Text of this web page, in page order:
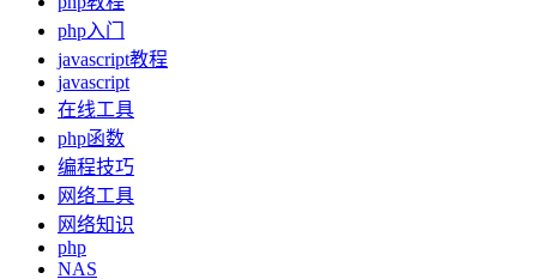
php入门
javascript教程
javascript
在线工具
php函数
编程技巧
网络工具
网络知识
php
NAS